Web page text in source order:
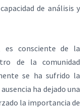
de análisis y
es consciente de la
de la comunidad
se ha sufrido la
ha dejado una
la importancia de